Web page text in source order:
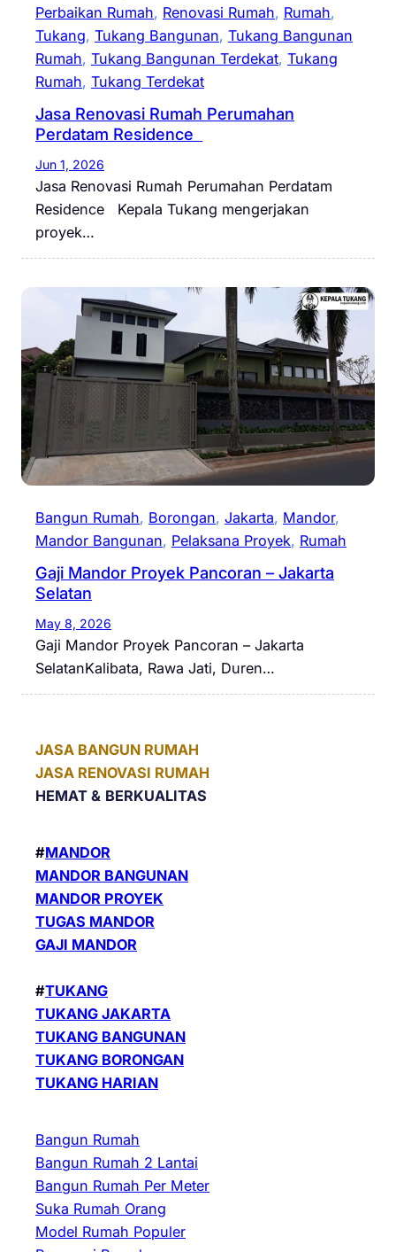
Perbaikan Rumah, Renovasi Rumah, Rumah
Tukang, Tukang Bangunan, Tukang Bangunan
Rumah, Tukang Bangunan Terdekat, Tukang
Rumah, Tukang Terdekat
Jasa Renovasi Rumah Perumahan
Perdatam Residence
Jun 1, 2026
Jasa Renovasi Rumah Perumahan Perdatam
Residence Kepala Tukang mengerjakan
proyek…
Bangun Rumah, Borongan, Jakarta, Mandor
Mandor Bangunan, Pelaksana Proyek, Rumah
Gaji Mandor Proyek Pancoran – Jakarta
Selatan
May 8, 2026
Gaji Mandor Proyek Pancoran – Jakarta
SelatanKalibata, Rawa Jati, Duren…
JASA BANGUN RUMAH
JASA RENOVASI RUMAH
HEMAT & BERKUALITAS
#MANDOR
MANDOR BANGUNAN
MANDOR PROYEK
TUGAS MANDOR
GAJI MANDOR
#TUKANG
TUKANG JAKARTA
TUKANG BANGUNAN
TUKANG BORONGAN
TUKANG HARIAN
Bangun Rumah
Bangun Rumah 2 Lantai
Bangun Rumah Per Meter
Suka Rumah Orang
Model Rumah Populer